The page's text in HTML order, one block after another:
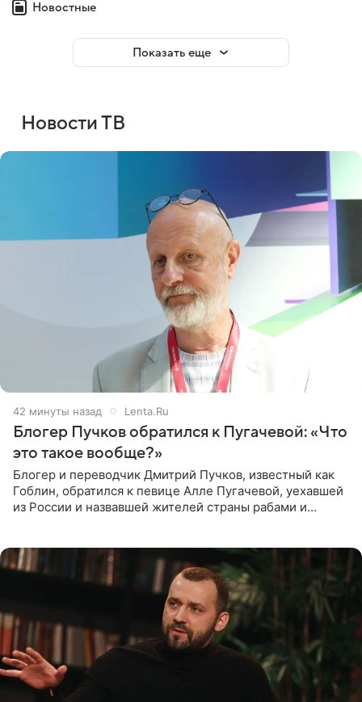
Новостные
Показать еще
Новости ТВ
42 минуты назад Lenta.Ru
Блогер Пучков обратился к Пугачевой: «Что
это такое вообще?»
Блогер и переводчик Дмитрий Пучков, известный как
Гоблин, обратился к певице Алле Пугачевой, уехавшей
из России и назвавшей жителей страны рабами и